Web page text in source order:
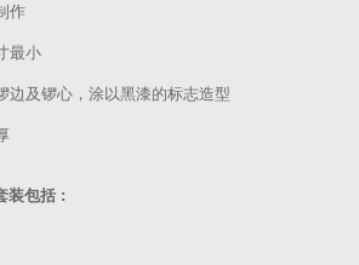
作
最小
边及锣心，涂以黑漆的标志造型
装包括 :